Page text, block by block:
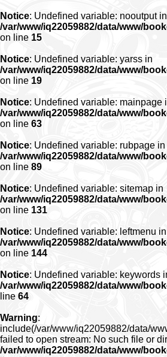
Notice: Undefined variable: nooutput in
/var/www/iq22059882/data/www/
on line 15
Notice: Undefined variable: yarss in
/var/www/iq22059882/data/www/
on line 19
Notice: Undefined variable: mainpage
/var/www/iq22059882/data/www/
on line 63
Notice: Undefined variable: rubpage in
/var/www/iq22059882/data/www/
on line 89
Notice: Undefined variable: sitemap in
/var/www/iq22059882/data/www/
on line 131
Notice: Undefined variable: leftmenu in
/var/www/iq22059882/data/www/
on line 144
Notice: Undefined variable: keywords
/var/www/iq22059882/data/www/
line 64
Warning:
include(/var/www/iq22059882/data/
failed to open stream: No such file or
/var/www/iq22059882/data/www/